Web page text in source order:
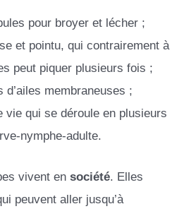
pour broyer et lécher ;
et pointu, qui contrairement à
peut piquer plusieurs fois ;
membraneuses ;
qui se déroule en plusieurs
nymphe-adulte.
vivent en société. Elles
peuvent aller jusqu’à